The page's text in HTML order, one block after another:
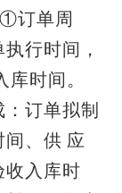
订单周
行时间，
库时间。
订单拟制
间、供 应
收入库时